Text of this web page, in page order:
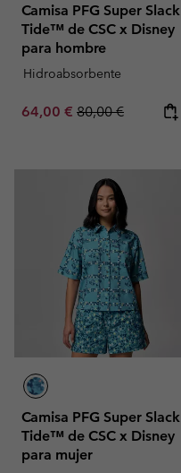
Camisa PFG Super Slack
Tide™ de CSC x Disney
para hombre
Hidroabsorbente
Sale price:
64,00 € Regular price:
80,00 €
Camisa PFG Super Slack
Tide™ de CSC x Disney
para mujer